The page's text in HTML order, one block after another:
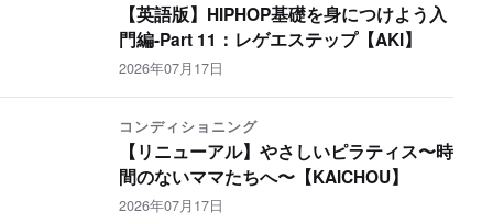
【英語版】HIPHOP基礎を身につけよう入
門編-Part 11：レゲエステップ【AKI】
2026年07月17日
コンディショニング
【リニューアル】やさしいピラティス〜時
間のないママたちへ〜【KAICHOU】
2026年07月17日